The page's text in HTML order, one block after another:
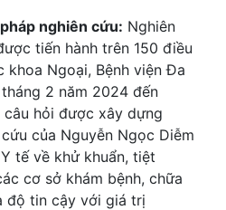
nghiên cứu: Nghiên
tiến hành trên 150 điều
Ngoại, Bệnh viện Đa
2 năm 2024 đến
hỏi được xây dựng
của Nguyễn Ngọc Diễm
tế về khử khuẩn, tiệt
cơ sở khám bệnh, chữa
độ tin cậy với giá trị